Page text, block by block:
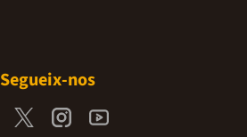
Segueix-nos